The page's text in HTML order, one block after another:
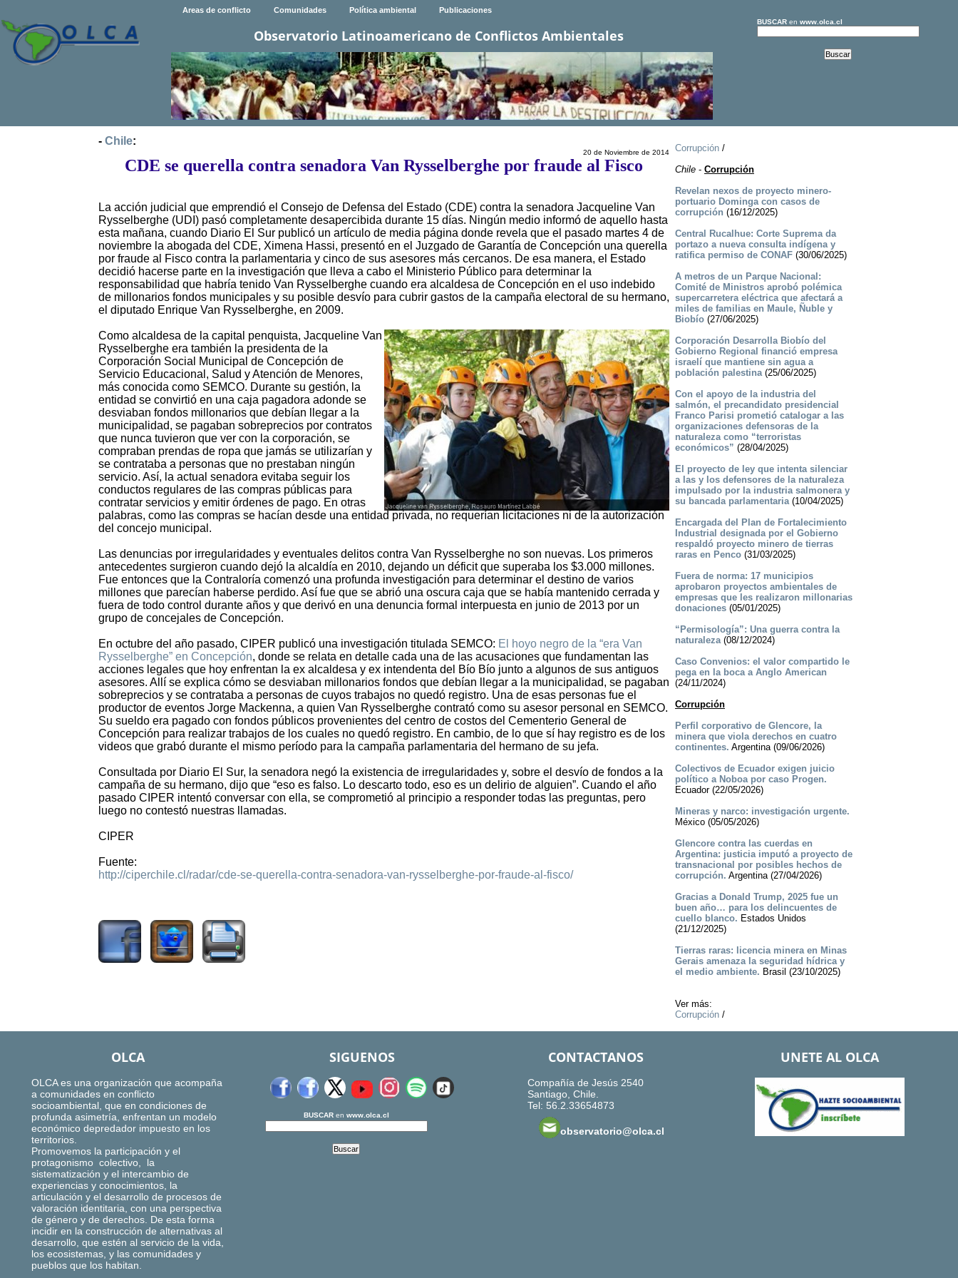
Areas de conflicto Comunidades Política ambiental Publicaciones
Observatorio Latinoamericano de Conflictos Ambientales
BUSCARen www.olca.cl
- Chile:
20 de Noviembre de 2014
CDE se querella contra senadora Van Rysselberghe por fraude al Fisco
La acción judicial que emprendió el Consejo de Defensa del Estado (CDE) contra la senadora Jacqueline Van
Rysselberghe (UDI) pasó completamente desapercibida durante 15 días. Ningún medio informó de aquello hasta
esta mañana, cuando Diario El Sur publicó un artículo de media página donde revela que el pasado martes 4 de
noviembre la abogada del CDE, Ximena Hassi, presentó en el Juzgado de Garantía de Concepción una querella
por fraude al Fisco contra la parlamentaria y cinco de sus asesores más cercanos. De esa manera, el Estado
decidió hacerse parte en la investigación que lleva a cabo el Ministerio Público para determinar la
responsabilidad que habría tenido Van Rysselberghe cuando era alcaldesa de Concepción en el uso indebido
de millonarios fondos municipales y su posible desvío para cubrir gastos de la campaña electoral de su hermano,
el diputado Enrique Van Rysselberghe, en 2009.
Como alcaldesa de la capital penquista, Jacqueline Van
Rysselberghe era también la presidenta de la
Corporación Social Municipal de Concepción de
Servicio Educacional, Salud y Atención de Menores,
más conocida como SEMCO. Durante su gestión, la
entidad se convirtió en una caja pagadora adonde se
desviaban fondos millonarios que debían llegar a la
municipalidad, se pagaban sobreprecios por contratos
que nunca tuvieron que ver con la corporación, se
compraban prendas de ropa que jamás se utilizarían y
se contrataba a personas que no prestaban ningún
servicio. Así, la actual senadora evitaba seguir los
conductos regulares de las compras públicas para
contratar servicios y emitir órdenes de pago. En otras
palabras, como las compras se hacían desde una entidad privada, no requerían licitaciones ni de la autorización
del concejo municipal.
Las denuncias por irregularidades y eventuales delitos contra Van Rysselberghe no son nuevas. Los primeros
antecedentes surgieron cuando dejó la alcaldía en 2010, dejando un déficit que superaba los $3.000 millones.
Fue entonces que la Contraloría comenzó una profunda investigación para determinar el destino de varios
millones que parecían haberse perdido. Así fue que se abrió una oscura caja que se había mantenido cerrada y
fuera de todo control durante años y que derivó en una denuncia formal interpuesta en junio de 2013 por un
grupo de concejales de Concepción.
En octubre del año pasado, CIPER publicó una investigación titulada SEMCO: El hoyo negro de la “era Van
Rysselberghe” en Concepción, donde se relata en detalle cada una de las acusaciones que fundamentan las
acciones legales que hoy enfrentan la ex alcaldesa y ex intendenta del Bío Bío junto a algunos de sus antiguos
asesores. Allí se explica cómo se desviaban millonarios fondos que debían llegar a la municipalidad, se pagaban
sobreprecios y se contrataba a personas de cuyos trabajos no quedó registro. Una de esas personas fue el
productor de eventos Jorge Mackenna, a quien Van Rysselberghe contrató como su asesor personal en SEMCO.
Su sueldo era pagado con fondos públicos provenientes del centro de costos del Cementerio General de
Concepción para realizar trabajos de los cuales no quedó registro. En cambio, de lo que sí hay registro es de los
videos que grabó durante el mismo período para la campaña parlamentaria del hermano de su jefa.
Consultada por Diario El Sur, la senadora negó la existencia de irregularidades y, sobre el desvío de fondos a la
campaña de su hermano, dijo que “eso es falso. Lo descarto todo, eso es un delirio de alguien”. Cuando el año
pasado CIPER intentó conversar con ella, se comprometió al principio a responder todas las preguntas, pero
luego no contestó nuestras llamadas.
CIPER
Fuente:
http://ciperchile.cl/radar/cde-se-querella-contra-senadora-van-rysselberghe-por-fraude-al-fisco/
Corrupción/
Chile- Corrupción
Revelan nexos de proyecto minero-
portuario Dominga con casos de
corrupción (16/12/2025)
Central Rucalhue: Corte Suprema da
portazo a nueva consulta indígena y
ratifica permiso de CONAF(30/06/2025)
A metros de un Parque Nacional:
Comité de Ministros aprobó polémica
supercarretera eléctrica que afectará a
miles de familias en Maule, Ñuble y
Biobío(27/06/2025)
Corporación Desarrolla Biobío del
Gobierno Regional financió empresa
israelí que mantiene sin agua a
población palestina(25/06/2025)
Con el apoyo de la industria del
salmón, el precandidato presidencial
Franco Parisi prometió catalogar a las
organizaciones defensoras de la
naturaleza como “terroristas
económicos” (28/04/2025)
El proyecto de ley que intenta silenciar
a las y los defensores de la naturaleza
impulsado por la industria salmonera y
su bancada parlamentaria(10/04/2025)
Encargada del Plan de Fortalecimiento
Industrial designada por el Gobierno
respaldó proyecto minero de tierras
raras en Penco(31/03/2025)
Fuera de norma: 17 municipios
aprobaron proyectos ambientales de
empresas que les realizaron millonarias
donaciones(05/01/2025)
“Permisología”: Una guerra contra la
naturaleza(08/12/2024)
Caso Convenios: el valor compartido le
pega en la boca a Anglo American
(24/11/2024)
Corrupción
Perfil corporativo de Glencore, la
minera que viola derechos en cuatro
continentes. Argentina (09/06/2026)
Colectivos de Ecuador exigen juicio
político a Noboa por caso Progen.
Ecuador (22/05/2026)
Mineras y narco: investigación urgente.
México (05/05/2026)
Glencore contra las cuerdas en
Argentina: justicia imputó a proyecto de
transnacional por posibles hechos de
corrupción. Argentina (27/04/2026)
Gracias a Donald Trump, 2025 fue un
buen año… para los delincuentes de
cuello blanco. Estados Unidos
(21/12/2025)
Tierras raras: licencia minera en Minas
Gerais amenaza la seguridad hídrica y
el medio ambiente. Brasil (23/10/2025)
Ver más:
Corrupción/
OLCA
OLCA es una organización que acompaña
a comunidades en conflicto
socioambiental, que en condiciones de
profunda asimetría, enfrentan un modelo
económico depredador impuesto en los
territorios.
Promovemos la participación y el
protagonismo colectivo, la
sistematización y el intercambio de
experiencias y conocimientos, la
articulación y el desarrollo de procesos de
valoración identitaria, con una perspectiva
de género y de derechos. De esta forma
incidir en la construcción de alternativas al
desarrollo, que estén al servicio de la vida,
los ecosistemas, y las comunidades y
pueblos que los habitan.
SIGUENOS
BUSCARen www.olca.cl
CONTACTANOS
Compañía de Jesús 2540
Santiago, Chile.
Tel: 56.2.33654873
observatorio@olca.cl
UNETE AL OLCA